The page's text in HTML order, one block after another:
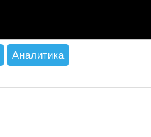
Аналитика